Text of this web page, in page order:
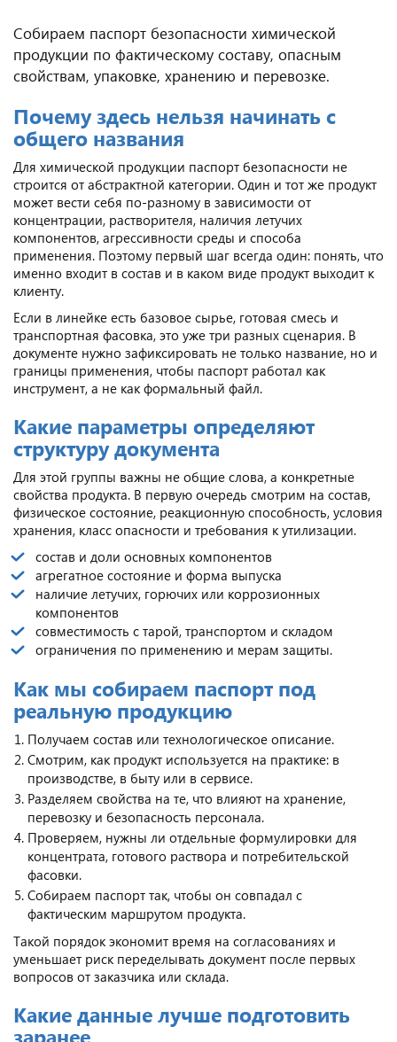
Собираем паспорт безопасности химической
продукции по фактическому составу, опасным
свойствам, упаковке, хранению и перевозке.
Почему здесь нельзя начинать с
общего названия
Для химической продукции паспорт безопасности не
строится от абстрактной категории. Один и тот же продукт
может вести себя по-разному в зависимости от
концентрации, растворителя, наличия летучих
компонентов, агрессивности среды и способа
применения. Поэтому первый шаг всегда один: понять, что
именно входит в состав и в каком виде продукт выходит к
клиенту.
Если в линейке есть базовое сырье, готовая смесь и
транспортная фасовка, это уже три разных сценария. В
документе нужно зафиксировать не только название, но и
границы применения, чтобы паспорт работал как
инструмент, а не как формальный файл.
Какие параметры определяют
структуру документа
Для этой группы важны не общие слова, а конкретные
свойства продукта. В первую очередь смотрим на состав,
физическое состояние, реакционную способность, условия
хранения, класс опасности и требования к утилизации.
состав и доли основных компонентов
агрегатное состояние и форма выпуска
наличие летучих, горючих или коррозионных
компонентов
совместимость с тарой, транспортом и складом
ограничения по применению и мерам защиты.
Как мы собираем паспорт под
реальную продукцию
Получаем состав или технологическое описание.
Смотрим, как продукт используется на практике: в
производстве, в быту или в сервисе.
Разделяем свойства на те, что влияют на хранение,
перевозку и безопасность персонала.
Проверяем, нужны ли отдельные формулировки для
концентрата, готового раствора и потребительской
фасовки.
Собираем паспорт так, чтобы он совпадал с
фактическим маршрутом продукта.
Такой порядок экономит время на согласованиях и
уменьшает риск переделывать документ после первых
вопросов от заказчика или склада.
Какие данные лучше подготовить
заранее